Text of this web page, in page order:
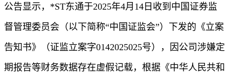
公告显示，*ST东通于2025年4月14日收到中国证券监
督管理委员会（以下简称“中国证监会”）下发的《立案
告知书》（证监立案字0142025025号），因公司涉嫌定
期报告等财务数据存在虚假记载，根据《中华人民共和